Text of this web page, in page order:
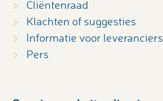
Cliëntenraad
Klachten of suggesties
Informatie voor leveranciers
Pers